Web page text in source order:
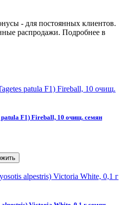
- для постоянных клиентов.
распродажи. Подробнее в
F1) Fireball, 10 очищ. семян